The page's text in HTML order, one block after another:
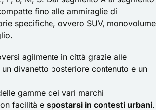
fino alle ammiraglie di
specifiche, ovvero SUV, monovolume
agilmente in città grazie alle
divanetto posteriore contenuto e un
gamme dei vari marchi
facilità e spostarsi in contesti urbani.